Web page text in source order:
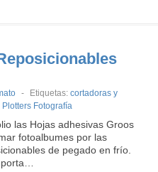
- Etiquetas: cortadoras y
Plotters Fotografía
las Hojas adhesivas Groos
fotoalbumes por las
de pegado en frío.